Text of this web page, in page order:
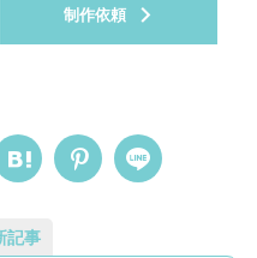
制作依頼
記事